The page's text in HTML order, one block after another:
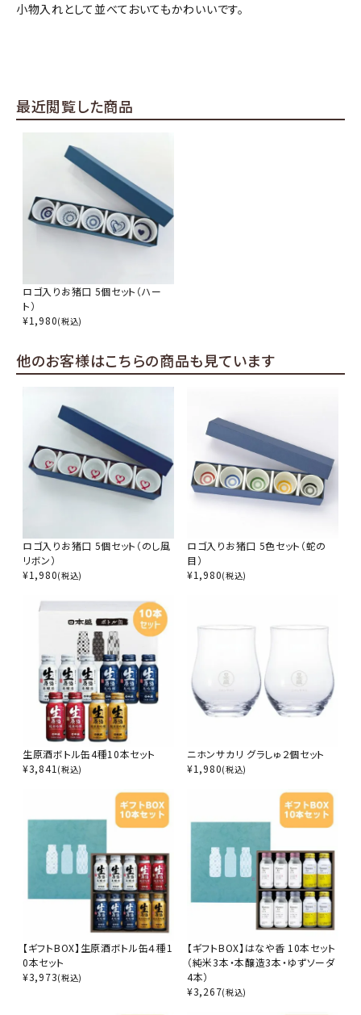
酒質
甘辛度
精米歩合
価格から探す
円 ～
小物入れとして並べておいてもかわいいです。
最近閲覧した商品
ロゴ入りお猪口 5個セット（ハー
ト）
¥1,980(税込)
他のお客様はこちらの商品も見ています
ロゴ入りお猪口 5個セット（のし風
リボン）
¥1,980(税込)
ロゴ入りお猪口 5色セット（蛇の
目）
¥1,980(税込)
生原酒ボトル缶4種10本セット
¥3,841 (税込)
ニホンサカリ グラしゅ２個セット
¥1,980(税込)
【ギフトBOX】生原酒ボトル缶４種1
0本セット
¥3,973(税込)
【ギフトBOX】はなや香 10本セット
（純米3本・本醸造3本・ゆずソーダ
4本）
¥3,267(税込)